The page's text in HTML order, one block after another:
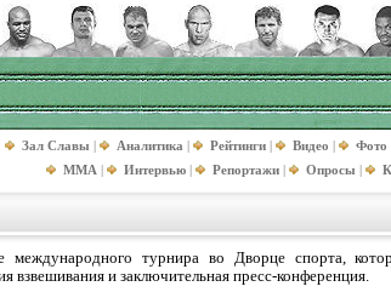
Зал Славы | Аналитика | Рейтинги | Видео | Фото
MMA | Интервью | Репортажи | Опросы |
международного турнира во Дворце спорта,
взвешивания и заключительная пресс-конференция.